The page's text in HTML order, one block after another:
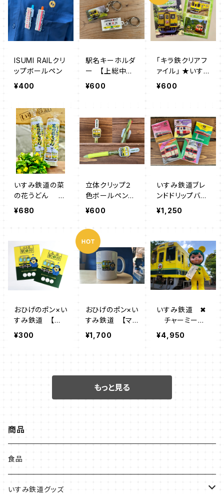
ISUMI RAILクリ
ップボールペン
¥400
駅名キーホルダ
ー 【上総中川
駅】
¥600
「キラ鉄クリアフ
ァイル」 ★いす
み鉄道オリジナ
¥600
いすみ鉄道の菜
の花うどん
(250ｇ×２袋入)
¥680
立体クリップ２
色ボールペン
【いすみ車両】
¥600
いすみ鉄道ブレ
ンドドリップバッ
グ 【キハ車両】
（５袋セット）
¥1,250
おひげのポン×い
すみ鉄道 【駅
印】
¥300
おひげのポン×い
すみ鉄道 【マ
グカップ】
¥1,700
いすみ鉄道 ✖
チャーミーち
ゃん （いすみ鉄
道オリジナルカ
¥4,950
もっと見る
商品
食品
いすみ鉄道グッズ